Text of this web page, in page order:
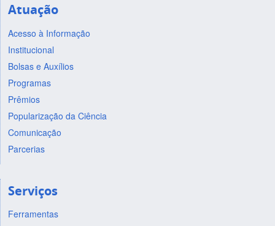
Atuação
Acesso à Informação
Institucional
Bolsas e Auxílios
Programas
Prêmios
Popularização da Ciência
Comunicação
Parcerias
Serviços
Ferramentas